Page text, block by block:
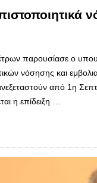
παρουσίασε ο
νόσησης και
από 1η
η επίδειξη …